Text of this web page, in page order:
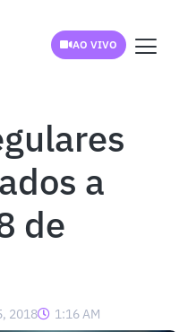
AO VIVO
a
de
2018 1:16 AM